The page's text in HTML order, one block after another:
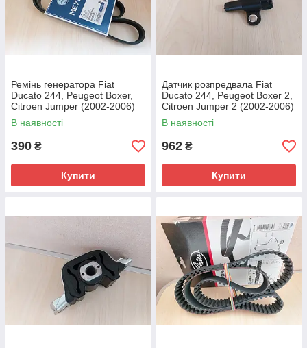
Ремінь генератора Fiat
Ducato 244, Peugeot Boxer,
Citroen Jumper (2002-2006)
2.0i, 9615208980, 5750WF
В наявності
390 ₴
Купити
Датчик розпредвала Fiat
Ducato 244, Peugeot Boxer 2,
Citroen Jumper 2 (2002-2006)
2.0/2.2D, 1920ES,
9643579080
В наявності
962 ₴
Купити